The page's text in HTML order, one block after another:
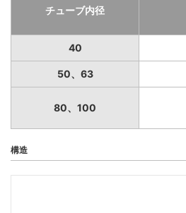
チューブ内径
40
50、63
80、100
構造